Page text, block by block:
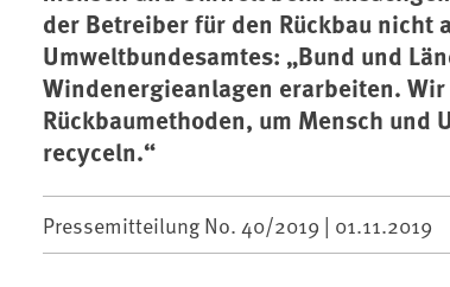
der Betreiber für den Rückbau
Umweltbundesamtes: „Bund und
Windenergieanlagen erarbeiten.
Rückbaumethoden, um Mensch
recyceln.“
Pressemitteilung No. 40/2019 | 01.11.2019